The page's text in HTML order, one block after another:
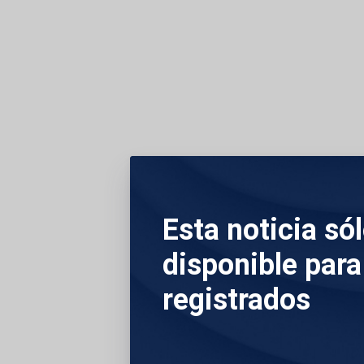
Esta noticia
disponible
registrados
Miles de
del doblete del
llevado la Coppa
abarrotado